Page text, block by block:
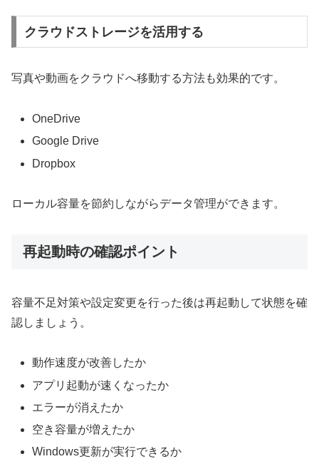
クラウドストレージを活用する
写真や動画をクラウドへ移動する方法も効果的です。
OneDrive
Google Drive
Dropbox
ローカル容量を節約しながらデータ管理ができます。
再起動時の確認ポイント
容量不足対策や設定変更を行った後は再起動して状態を確
認しましょう。
動作速度が改善したか
アプリ起動が速くなったか
エラーが消えたか
空き容量が増えたか
Windows更新が実行できるか